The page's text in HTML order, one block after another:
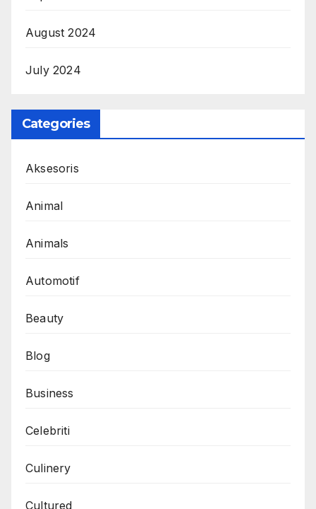
Animals
Automotif
Beauty
Blog
Business
Celebriti
Culinery
Cultured
Desain
DIY